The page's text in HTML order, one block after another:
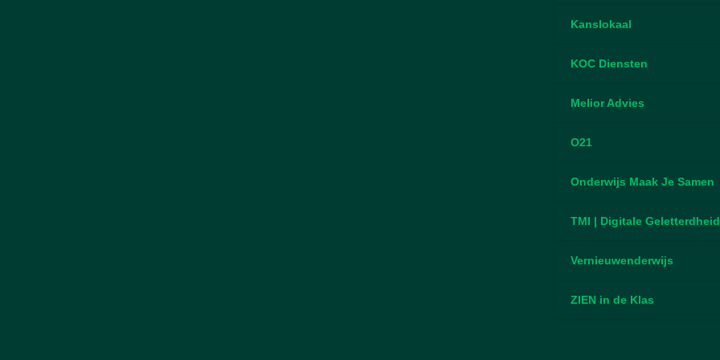
Kanslokaal
KOC Diensten
Melior Advies
O21
Onderwijs Maak Je Samen
TMI | Digitale Geletterdheid
Vernieuwenderwijs
ZIEN in de Klas